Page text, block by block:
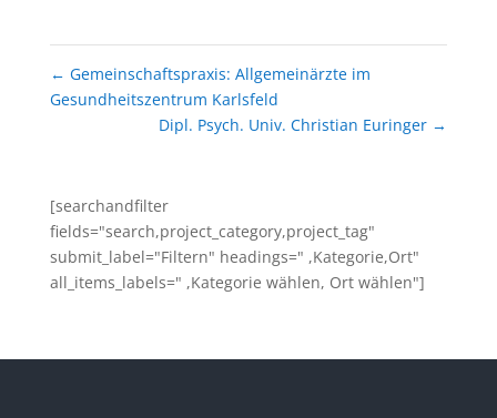
← Gemeinschaftspraxis: Allgemeinärzte im
Gesundheitszentrum Karlsfeld
Dipl. Psych. Univ. Christian Euringer →
[searchandfilter
fields="search,project_category,project_tag"
submit_label="Filtern" headings=" ,Kategorie,Ort"
all_items_labels=" ,Kategorie wählen, Ort wählen"]